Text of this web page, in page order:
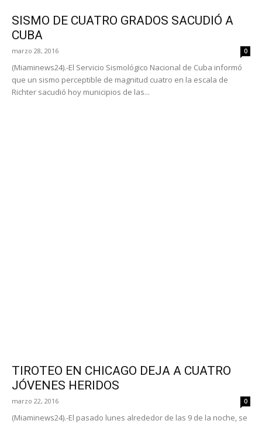
SISMO DE CUATRO GRADOS SACUDIÓ A
CUBA
marzo 28, 2016 0
(Miaminews24).-El Servicio Sismológico Nacional de Cuba informó
que un sismo perceptible de magnitud cuatro en la escala de
Richter sacudió hoy municipios de las...
TIROTEO EN CHICAGO DEJA A CUATRO
JÓVENES HERIDOS
marzo 22, 2016 0
(Miaminews24).-El pasado lunes alrededor de las 9 de la noche, se